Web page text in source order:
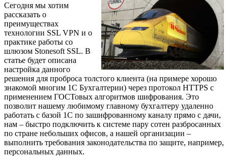
Сегодня мы хотим
рассказать о
преимуществах
технологии SSL VPN и о
практике работы со
шлюзом Stonesoft SSL. В
статье будет описана
настройка данного
решения для проброса толстого клиента (на примере хорошо
знакомой многим 1С Бухгалтерии) через протокол HTTPS с
применением ГОСТовых алгоритмов шифрования. Это
позволит нашему любимому главному бухгалтеру удаленно
работать с базой 1С по зашифрованному каналу прямо с дачи,
нам – быстро подключить к системе пару сотен разбросанных
по стране небольших офисов, а нашей организации –
выполнить требования законодательства по защите, например,
персональных данных.